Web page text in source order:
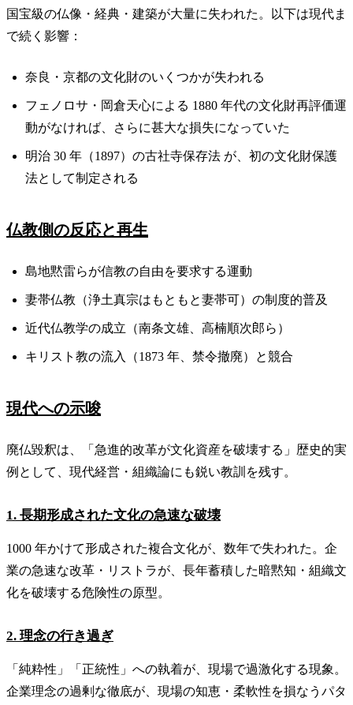
国宝級の仏像・経典・建築が大量に失われた。以下は現代ま
で続く影響：
奈良・京都の文化財のいくつかが失われる
フェノロサ・岡倉天心による 1880 年代の文化財再評価運
動がなければ、さらに甚大な損失になっていた
明治 30 年（1897）の古社寺保存法 が、初の文化財保護
法として制定される
仏教側の反応と再生
島地黙雷らが信教の自由を要求する運動
妻帯仏教（浄土真宗はもともと妻帯可）の制度的普及
近代仏教学の成立（南条文雄、高楠順次郎ら）
キリスト教の流入（1873 年、禁令撤廃）と競合
現代への示唆
廃仏毀釈は、「急進的改革が文化資産を破壊する」歴史的実
例として、現代経営・組織論にも鋭い教訓を残す。
1. 長期形成された文化の急速な破壊
1000 年かけて形成された複合文化が、数年で失われた。企
業の急速な改革・リストラが、長年蓄積した暗黙知・組織文
化を破壊する危険性の原型。
2. 理念の行き過ぎ
「純粋性」「正統性」への執着が、現場で過激化する現象。
企業理念の過剰な徹底が、現場の知恵・柔軟性を損なうパタ